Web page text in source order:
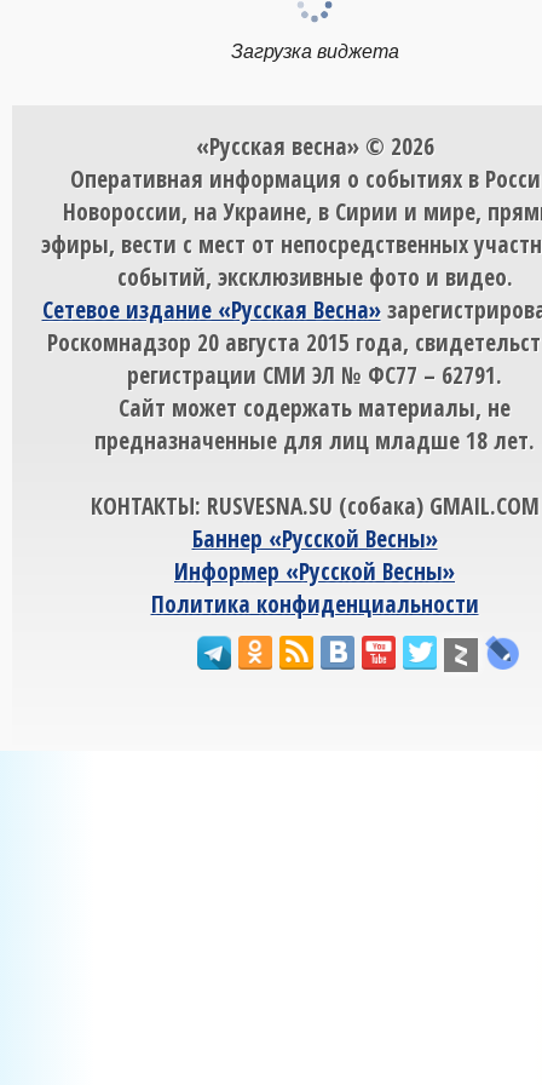
Загрузка виджета
«Русская весна» © 2026
Оперативная информация о событиях в
Новороссии, на Украине, в Сирии и мире,
эфиры, вести с мест от непосредственных
событий, эксклюзивные фото и видео.
Сетевое издание «Русская Весна»
Роскомнадзор 20 августа 2015 года,
регистрации СМИ ЭЛ № ФС77 – 62791.
Сайт может содержать материалы, не
предназначенные для лиц младше 18 лет.
КОНТАКТЫ: RUSVESNA.SU (собака) GMAIL.COM
Баннер «Русской Весны»
Информер «Русской Весны»
Политика конфиденциальности